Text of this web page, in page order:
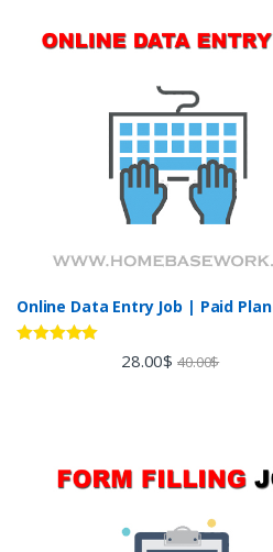
Online Data Entry Job | Paid Plan
28.00$ 40.00$